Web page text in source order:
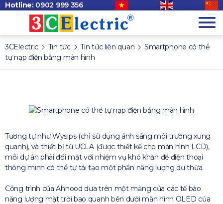
Hotline: 0902 999 356
3CElectric Tin tức Tin tức liên quan
Smartphone có thể
tự nạp điện bằng màn hình
Tương tự như Wysips (chỉ sử dụng ánh sáng môi trường xung
quanh), và thiết bị từ UCLA (được thiết kế cho màn hình LCD),
mỗi dự án phải đối mặt với nhiệm vụ khó khăn để điện thoại
thông minh có thể tự tái tạo một phần năng lượng dư thừa.
Công trình của Ahnood dựa trên một mảng của các tế bào
năng lượng mặt trời bao quanh bên dưới màn hình OLED của